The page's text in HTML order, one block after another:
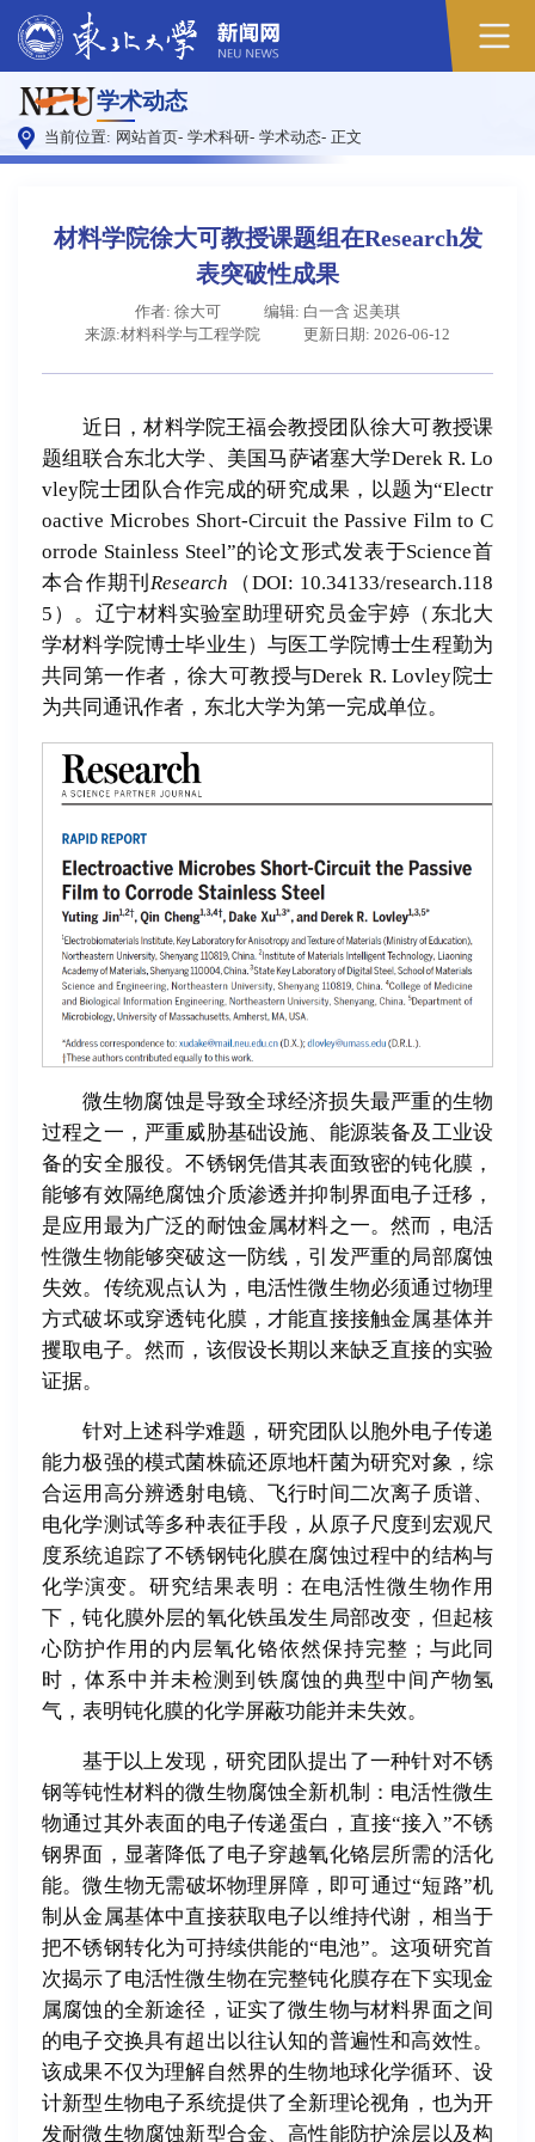
学术动态
当前位置: 网站首页- 学术科研- 学术动态- 正文
材料学院徐大可教授课题组在Research发
表突破性成果
作者: 徐大可
编辑: 白一含 迟美琪
来源:材料科学与工程学院
更新日期: 2026-06-12
近日，材料学院王福会教授团队徐大可教授课
题组联合东北大学、美国马萨诸塞大学Derek R. Lo
vley院士团队合作完成的研究成果，以题为“Electr
oactive Microbes Short-Circuit the Passive Film to C
orrode Stainless Steel”的论文形式发表于Science首
本合作期刊Research （DOI: 10.34133/research.118
5）。辽宁材料实验室助理研究员金宇婷（东北大
学材料学院博士毕业生）与医工学院博士生程勤为
共同第一作者，徐大可教授与Derek R. Lovley院士
为共同通讯作者，东北大学为第一完成单位。
微生物腐蚀是导致全球经济损失最严重的生物
过程之一，严重威胁基础设施、能源装备及工业设
备的安全服役。不锈钢凭借其表面致密的钝化膜，
能够有效隔绝腐蚀介质渗透并抑制界面电子迁移，
是应用最为广泛的耐蚀金属材料之一。然而，电活
性微生物能够突破这一防线，引发严重的局部腐蚀
失效。传统观点认为，电活性微生物必须通过物理
方式破坏或穿透钝化膜，才能直接接触金属基体并
攫取电子。然而，该假设长期以来缺乏直接的实验
证据。
针对上述科学难题，研究团队以胞外电子传递
能力极强的模式菌株硫还原地杆菌为研究对象，综
合运用高分辨透射电镜、飞行时间二次离子质谱、
电化学测试等多种表征手段，从原子尺度到宏观尺
度系统追踪了不锈钢钝化膜在腐蚀过程中的结构与
化学演变。研究结果表明：在电活性微生物作用
下，钝化膜外层的氧化铁虽发生局部改变，但起核
心防护作用的内层氧化铬依然保持完整；与此同
时，体系中并未检测到铁腐蚀的典型中间产物氢
气，表明钝化膜的化学屏蔽功能并未失效。
基于以上发现，研究团队提出了一种针对不锈
钢等钝性材料的微生物腐蚀全新机制：电活性微生
物通过其外表面的电子传递蛋白，直接“接入”不锈
钢界面，显著降低了电子穿越氧化铬层所需的活化
能。微生物无需破坏物理屏障，即可通过“短路”机
制从金属基体中直接获取电子以维持代谢，相当于
把不锈钢转化为可持续供能的“电池”。这项研究首
次揭示了电活性微生物在完整钝化膜存在下实现金
属腐蚀的全新途径，证实了微生物与材料界面之间
的电子交换具有超出以往认知的普遍性和高效性。
该成果不仅为理解自然界的生物地球化学循环、设
计新型生物电子系统提供了全新理论视角，也为开
发耐微生物腐蚀新型合金、高性能防护涂层以及构
原